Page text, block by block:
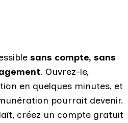
sans compte, sans
. Ouvrez-le,
en quelques minutes, et
pourrait devenir.
créez un compte gratuit